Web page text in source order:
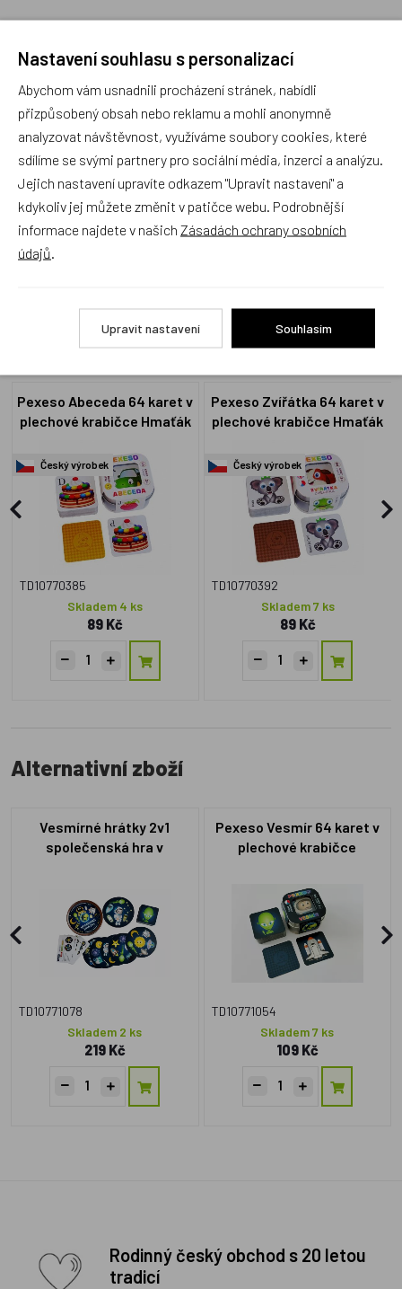
Recenze
Produkt zatím nemá žádné hodnocení,
buďte první, kdo
produkt ohodnotí!
Přidat hodnocení
Zboží se stejným motivem
Pexeso Abeceda 64 karet v
plechové krabičce Hmaťák
Český výrobek
TD10770385
Skladem 4 ks
89 Kč
Pexeso Zvířátka 64 karet v
plechové krabičce Hmaťák
Český výrobek
TD10770392
Skladem 7 ks
89 Kč
Alternativní zboží
Vesmírné hrátky 2v1
společenská hra v
TD10771078
Skladem 2 ks
219 Kč
Pexeso Vesmír 64 karet v
plechové krabičce
TD10771054
Skladem 7 ks
109 Kč
Rodinný český obchod s 20 letou
tradicí
Nastavení souhlasu s personalizací
Abychom vám usnadnili procházení stránek, nabídli
přizpůsobený obsah nebo reklamu a mohli anonymně
analyzovat návštěvnost, využíváme soubory cookies, které
sdílíme se svými partnery pro sociální média, inzerci a analýzu.
Jejich nastavení upravíte odkazem "Upravit nastavení" a
kdykoliv jej můžete změnit v patičce webu. Podrobnější
informace najdete v našich Zásadách ochrany osobních
údajů
Upravit nastavení Souhlasím